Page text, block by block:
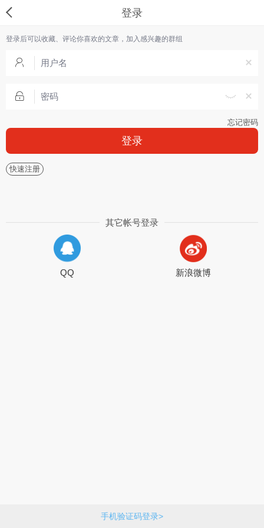
登录
登录后可以收藏、评论你喜欢的文章，加入感兴趣的群组
忘记密码
登录
快速注册
手机验证码登录>
其它帐号登录
QQ 新浪微博